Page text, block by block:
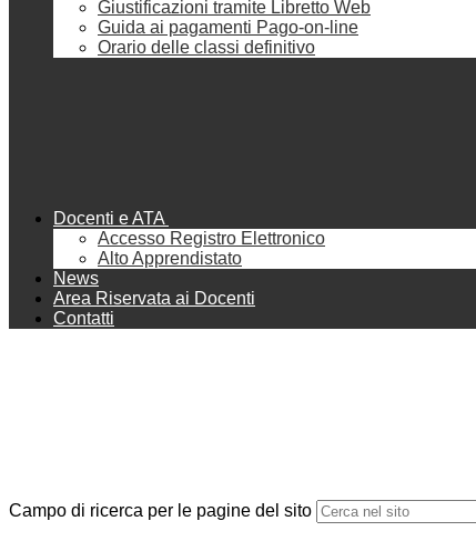
Giustificazioni tramite Libretto Web
Guida ai pagamenti Pago-on-line
Orario delle classi definitivo
Docenti e ATA
Accesso Registro Elettronico
Alto Apprendistato
News
Area Riservata ai Docenti
Contatti
Campo di ricerca per le pagine del sito